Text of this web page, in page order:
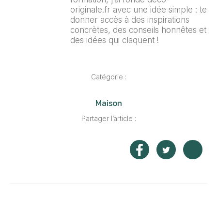
originale.fr avec une idée simple : te
donner accès à des inspirations
concrètes, des conseils honnêtes et
des idées qui claquent !
Catégorie :
Maison
Partager l’article :